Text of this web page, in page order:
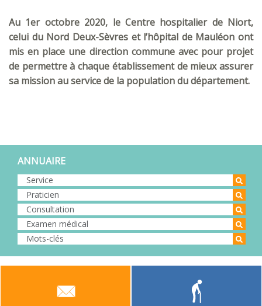
Au 1er octobre 2020, le Centre hospitalier de Niort,
celui du Nord Deux-Sèvres et l’hôpital de Mauléon ont
mis en place une direction commune avec pour projet
de permettre à chaque établissement de mieux assurer
sa mission au service de la population du département.
ANNUAIRE